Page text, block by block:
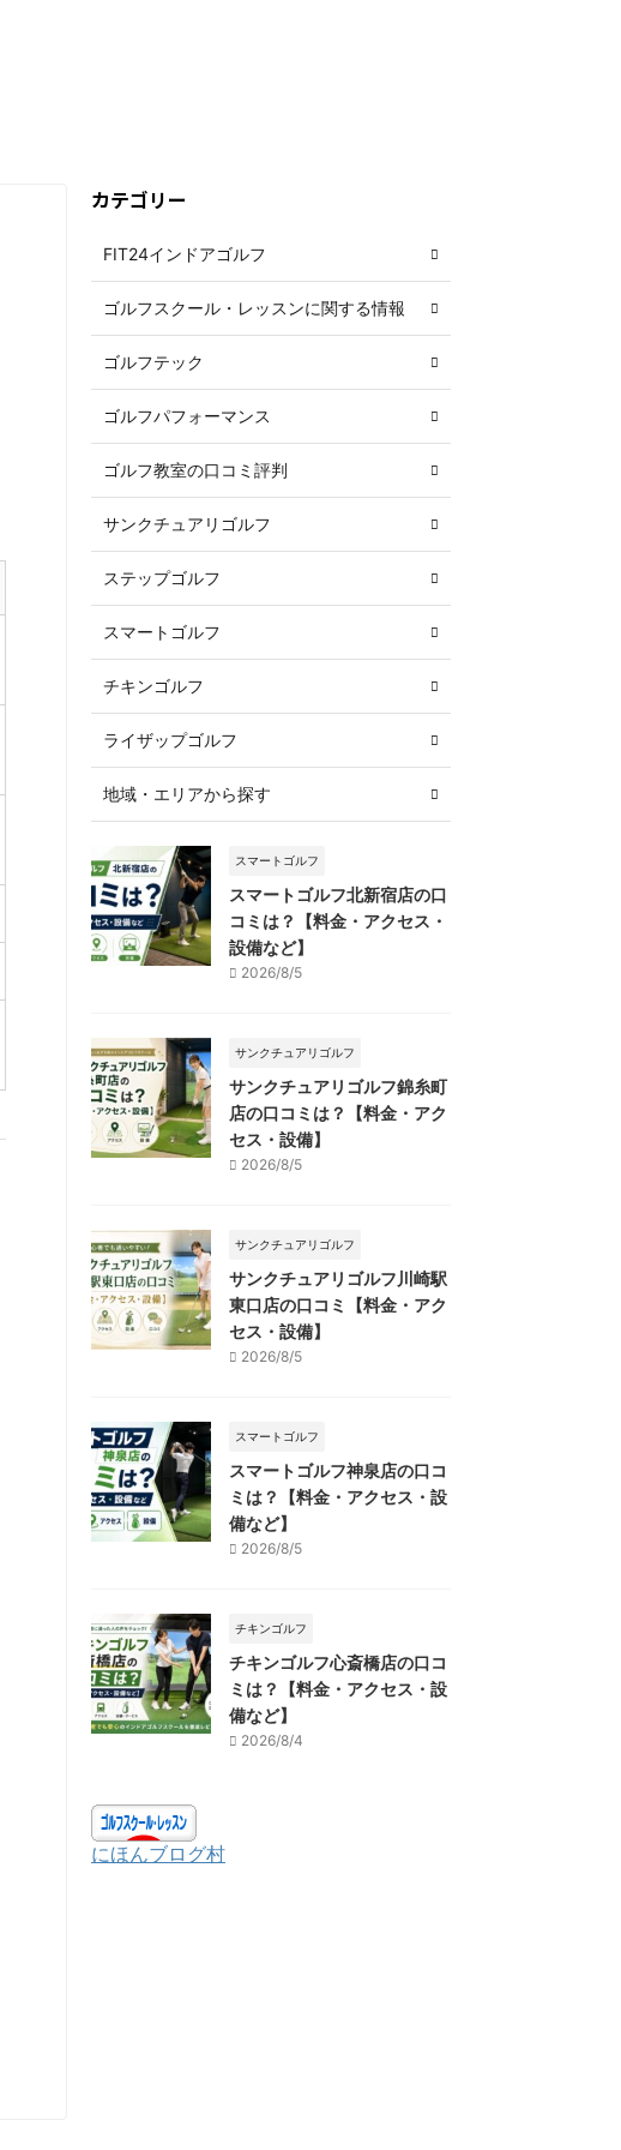
カテゴリー
FIT24インドアゴルフ
ゴルフスクール・レッスンに関する情報
ゴルフテック
ゴルフパフォーマンス
ゴルフ教室の口コミ評判
サンクチュアリゴルフ
ステップゴルフ
スマートゴルフ
チキンゴルフ
ライザップゴルフ
地域・エリアから探す
スマートゴルフ
スマートゴルフ北新宿店の口
コミは？【料金・アクセス・
設備など】
2026/8/5
サンクチュアリゴルフ
サンクチュアリゴルフ錦糸町
店の口コミは？【料金・アク
セス・設備】
2026/8/5
サンクチュアリゴルフ
サンクチュアリゴルフ川崎駅
東口店の口コミ【料金・アク
セス・設備】
2026/8/5
スマートゴルフ
スマートゴルフ神泉店の口コ
ミは？【料金・アクセス・設
備など】
2026/8/5
チキンゴルフ
チキンゴルフ心斎橋店の口コ
ミは？【料金・アクセス・設
備など】
2026/8/4
にほんブログ村